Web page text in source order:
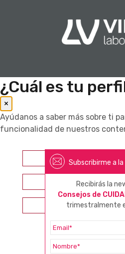
Subscribirme a
Recibirás la
Consejos de
trimestralmente
¿Cuál es tu
×
Ayúdanos a saber más sobre ti
funcionalidad de nuestros
Otros